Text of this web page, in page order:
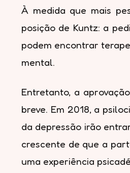
À medida que mais
posição de Kuntz: a
podem encontrar
mental.
Entretanto, a
breve. Em 2018, a
da depressão irão
crescente de que a
uma experiência